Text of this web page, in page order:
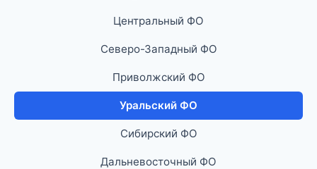
Центральный ФО
Северо-Западный ФО
Приволжский ФО
Уральский ФО
Сибирский ФО
Дальневосточный ФО